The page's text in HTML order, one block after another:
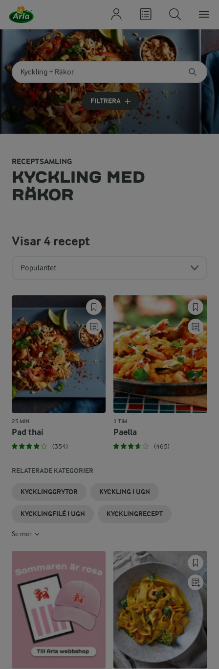
Sök på kategori eller ingrediens
Skriv in sökord för att få förslag
FILTRERA
RECEPTSAMLING
KYCKLING MED
RÄKOR
Visar4 recept
Popularitet
25 MIN
Pad thai
(354)
1 TIM
Paella
(465)
RELATERADE KATEGORIER
KYCKLINGGRYTOR KYCKLING I UGN
KYCKLINGFILÉ I UGN KYCKLINGRECEPT
Se mer